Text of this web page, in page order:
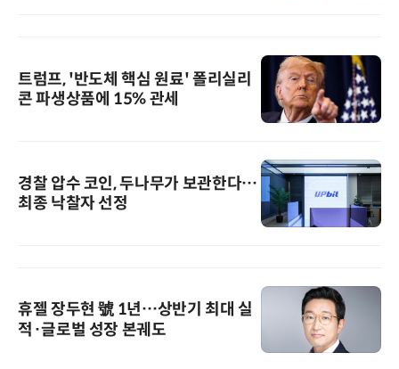
트럼프, '반도체 핵심 원료' 폴리실리
콘 파생상품에 15% 관세
경찰 압수 코인, 두나무가 보관한다…
최종 낙찰자 선정
휴젤 장두현 號 1년…상반기 최대 실
적·글로벌 성장 본궤도